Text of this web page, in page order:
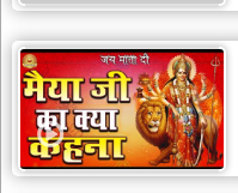
rani
dadi
bhajans
बावा
लाल
दयाल
भजन